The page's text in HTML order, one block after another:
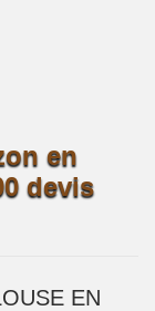
en
devis
EN